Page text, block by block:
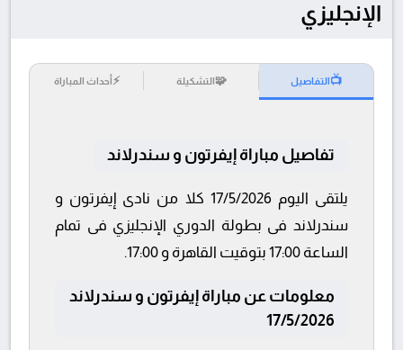
الإنجليزي
📺التفاصيل 🧩التشكيلة ⚡أحداث المباراة
تفاصيل مباراة إيفرتون و سندرلاند
يلتقى اليوم 17/5/2026 كلا من نادى إيفرتون و
سندرلاند فى بطولة الدوري الإنجليزي فى تمام
الساعة 17:00 بتوقيت القاهرة و 17:00.
معلومات عن مباراة إيفرتون و سندرلاند
17/5/2026